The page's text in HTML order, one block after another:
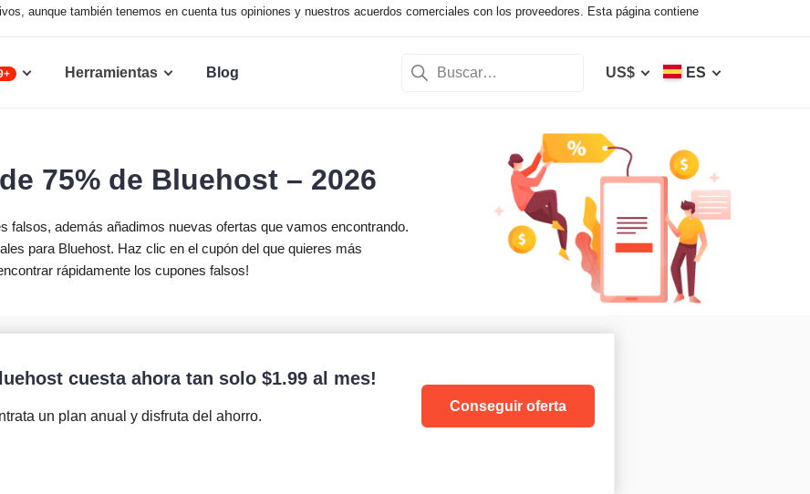
aunque también tenemos en cuenta tus opiniones y nuestros acuerdos comerciales con los proveedores. Esta página contiene
Herramientas Blog US$ ES
75% de Bluehost – 2026
falsos, además añadimos nuevas ofertas que vamos encontrando.
para Bluehost. Haz clic en el cupón del que quieres más
rápidamente los cupones falsos!
cuesta ahora tan solo$1.99 al mes!
un plan anual y disfruta del ahorro.
Conseguir oferta